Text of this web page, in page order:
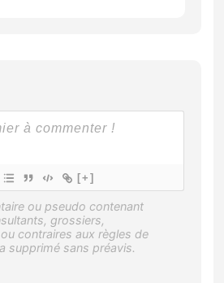
[+]